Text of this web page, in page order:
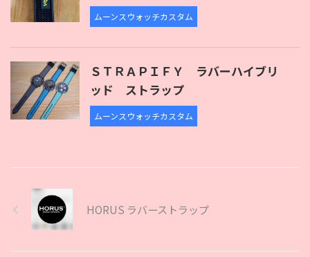
ムーンスウォッチカスタム
ＳＴＲＡＰＩＦＹ ラバーハイブリ
ッド ストラップ
ムーンスウォッチカスタム
HORUS ラバーストラップ